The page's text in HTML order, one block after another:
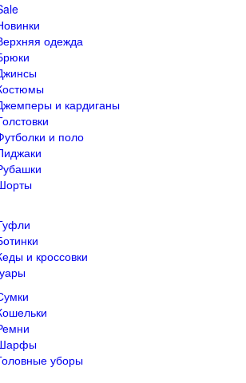
одежда
и кардиганы
и поло
и кроссовки
уборы